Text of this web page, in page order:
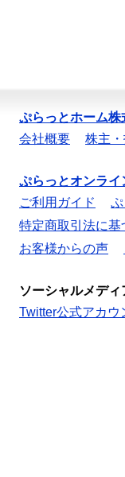
ぷらっとホーム株
会社概要
株主
ぷらっとオンライ
ご利用ガイド
特定商取引法に基
お客様からの声
ソーシャルメディ
Twitter公式アカウ